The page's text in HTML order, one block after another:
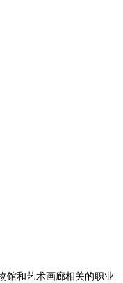
馆和艺术画廊相关的职业